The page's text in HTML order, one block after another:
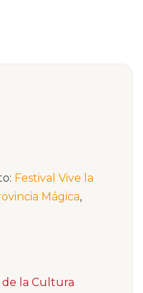
Festival Vive la
Mágica,
de la Cultura